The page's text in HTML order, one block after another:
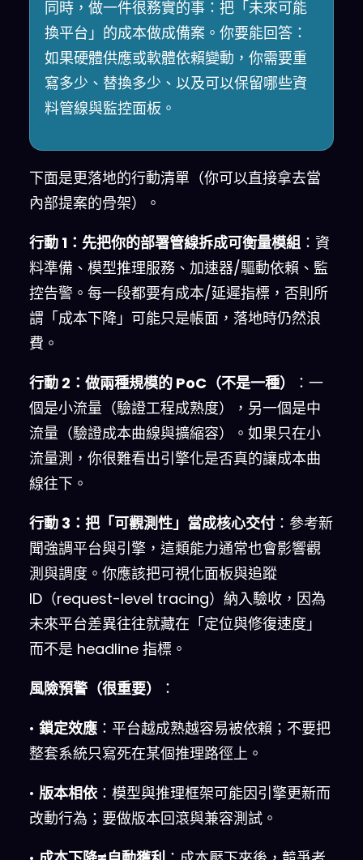
同時，做一件很務實的事：把「未來可能
換平台」的成本做成備案。你要能回答：
如果硬體供應或軟體依賴變動，你需要重
寫多少、替換多少、以及可以保留哪些資
料管線與監控面板。
下面是更落地的行動清單（你可以直接拿去當
內部提案的骨架）。
行動 1：先把你的部署管線拆成可衡量模組 ：資
料準備、模型推理服務、加速器/驅動依賴、監
控告警。每一段都要有成本/延遲指標，否則所
謂「成本下降」可能只是帳面，落地時仍然浪
費。
行動 2：做兩種規模的 PoC（不是一種）
：一
個是小流量（驗證工程成熟度），另一個是中
流量（驗證成本曲線與擴縮容）。如果只在小
流量測，你很難看出引擎化是否真的讓成本曲
線往下。
行動 3：把「可觀測性」當成核心交付 ：參考新
聞強調平台與引擎，這類能力通常也會影響觀
測與調度。你應該把可視化面板與追蹤
ID（request-level tracing）納入驗收，因為
未來平台差異往往就藏在「定位與修復速度」
而不是 headline 指標。
風險預警（很重要）
：
• 鎖定效應 ：平台越成熟越容易被依賴；不要把
整套系統只寫死在某個推理路徑上。
• 版本相依：模型與推理框架可能因引擎更新而
改動行為；要做版本回滾與兼容測試。